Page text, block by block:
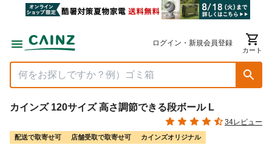
ログイン・新規会員登録
カート
カインズ 120サイズ 高さ調節できる段ボール L
34レビュー
配送で取寄せ可 店舗受取で取寄せ可 カインズオリジナル